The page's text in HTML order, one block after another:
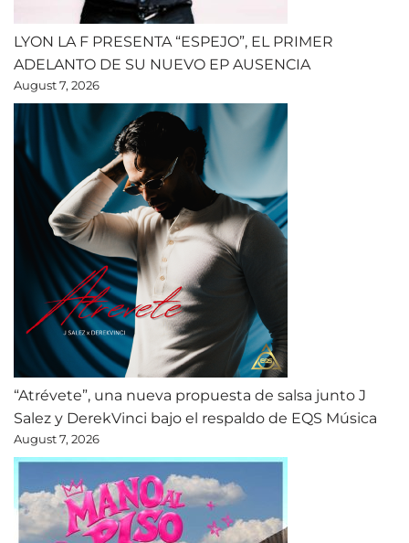
LYON LA F PRESENTA “ESPEJO”, EL PRIMER
ADELANTO DE SU NUEVO EP AUSENCIA
August 7, 2026
“Atrévete”, una nueva propuesta de salsa junto J
Salez y DerekVinci bajo el respaldo de EQS Música
August 7, 2026